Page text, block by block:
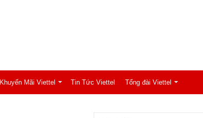
Khuyến Mãi Viettel Tin Tức Viettel Tổng đài Viettel